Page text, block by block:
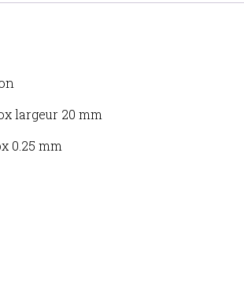
largeur 20 mm
0.25 mm